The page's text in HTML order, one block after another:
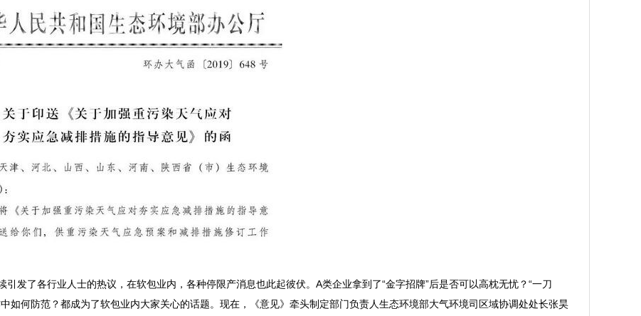
引发了各行业人士的热议，在软包业内，各种停限产消息也此起彼伏。A类企业拿到了“金字招牌”后是否可以高枕无忧？“一刀
如何防范？都成为了软包业内大家关心的话题。现在，《意见》牵头制定部门负责人生态环境部大气环境司区域协调处处长张昊